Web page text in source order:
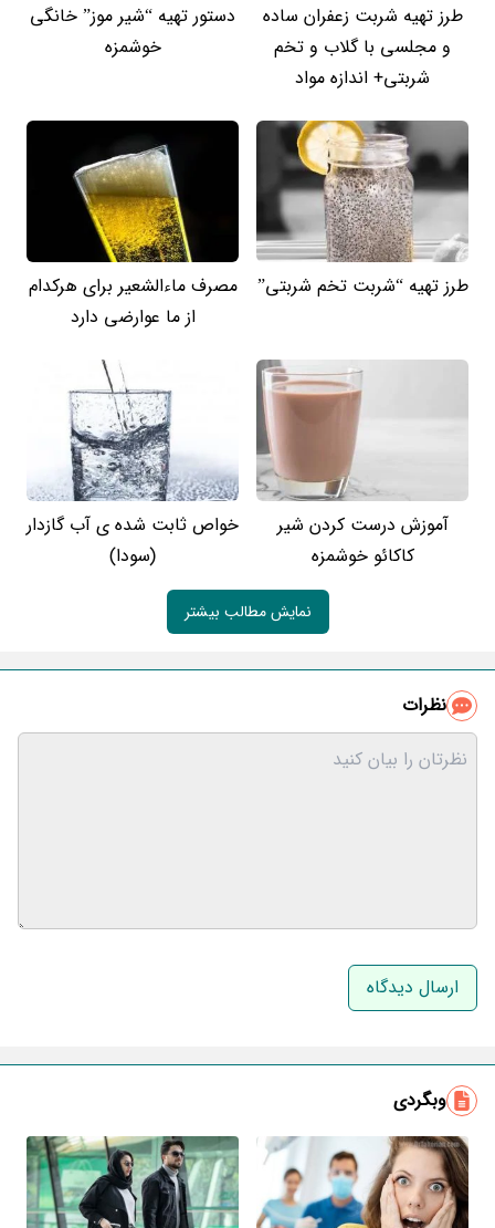
طرز تهیه شربت زعفران ساده
و مجلسی با گلاب و تخم
شربتی+ اندازه مواد
دستور تهیه “شیر موز” خانگی
خوشمزه
طرز تهیه “شربت تخم شربتی”
مصرف ماءالشعیر برای هرکدام
از ما عوارضی دارد
آموزش درست کردن شیر
کاکائو خوشمزه
خواص ثابت شده ی آب گازدار
(سودا)
نمایش مطالب بیشتر
نظرات
نام و نام خانوادگی
وبگردی